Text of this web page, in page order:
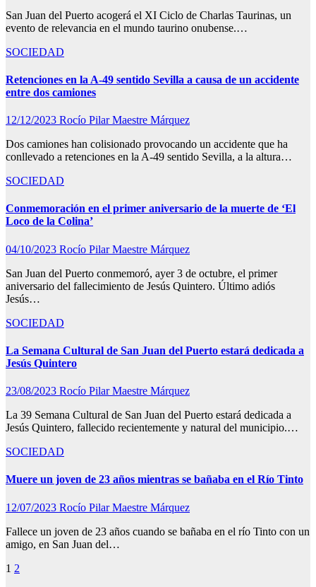
San Juan del Puerto acogerá el XI Ciclo de Charlas Taurinas, un
evento de relevancia en el mundo taurino onubense.…
SOCIEDAD
Retenciones en la A-49 sentido Sevilla a causa de un accidente
entre dos camiones
12/12/2023 Rocío Pilar Maestre Márquez
Dos camiones han colisionado provocando un accidente que ha
conllevado a retenciones en la A-49 sentido Sevilla, a la altura…
SOCIEDAD
Conmemoración en el primer aniversario de la muerte de ‘El
Loco de la Colina’
04/10/2023 Rocío Pilar Maestre Márquez
San Juan del Puerto conmemoró, ayer 3 de octubre, el primer
aniversario del fallecimiento de Jesús Quintero. Último adiós
Jesús…
SOCIEDAD
La Semana Cultural de San Juan del Puerto estará dedicada a
Jesús Quintero
23/08/2023 Rocío Pilar Maestre Márquez
La 39 Semana Cultural de San Juan del Puerto estará dedicada a
Jesús Quintero, fallecido recientemente y natural del municipio.…
SOCIEDAD
Muere un joven de 23 años mientras se bañaba en el Río Tinto
12/07/2023 Rocío Pilar Maestre Márquez
Fallece un joven de 23 años cuando se bañaba en el río Tinto con un
amigo, en San Juan del…
Paginación
1 2